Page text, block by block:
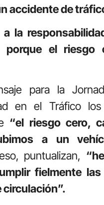
accidente de
a la
porque el riesgo
para la
en el Tráfico
“el riesgo cero,
a un
puntualizan,
fielmente
circulación”.